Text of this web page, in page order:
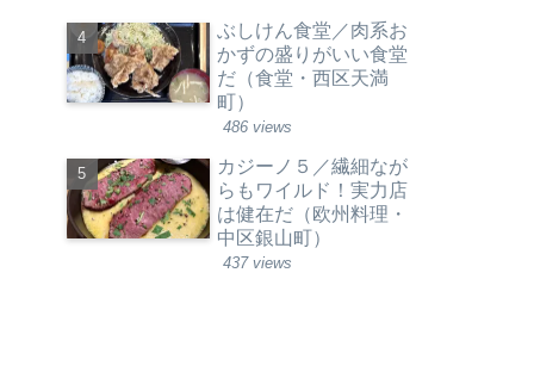
ぶしけん食堂／肉系お
かずの盛りがいい食堂
だ（食堂・西区天満
町）
486 views
カジーノ５／繊細なが
らもワイルド！実力店
は健在だ（欧州料理・
中区銀山町）
437 views